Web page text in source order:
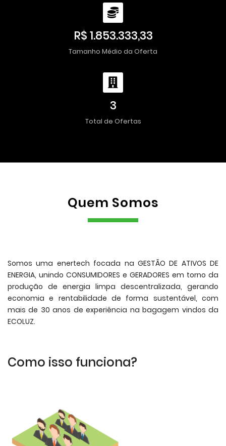
R$ 1.853.333,33
Tamanho Médio da Oferta
3
Total de Ofertas
Quem Somos
Somos uma enertech focada na GESTÃO DE ATIVOS DE
ENERGIA, unindo CONSUMIDORES e GERADORES em torno da
produção de energia limpa descentralizada, gerando
economia e rentabilidade de forma sustentável, com
mais de 30 anos de experiência na bagagem vindos da
ECOLUZ.
Como isso funciona?